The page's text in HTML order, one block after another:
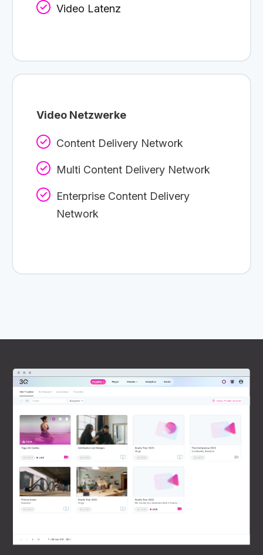
Video Latenz
Video Netzwerke
Content Delivery Network
Multi Content Delivery Network
Enterprise Content Delivery
Network